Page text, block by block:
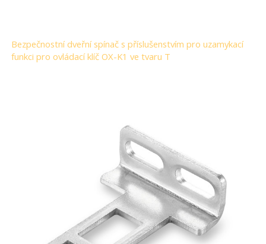
Bezpečnostní dveřní spínač s příslušenstvím pro uzamykací
funkci pro ovládací klíč OX-K1 ve tvaru T